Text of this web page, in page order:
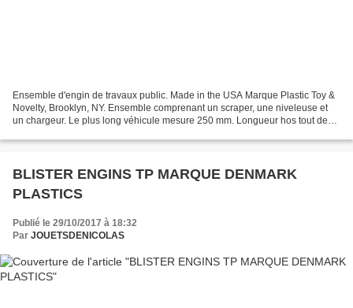
Ensemble d'engin de travaux public. Made in the USA Marque Plastic Toy &
Novelty, Brooklyn, NY. Ensemble comprenant un scraper, une niveleuse et
un chargeur. Le plus long véhicule mesure 250 mm. Longueur hos tout de
BLISTER ENGINS TP MARQUE DENMARK
PLASTICS
Publié le 29/10/2017 à 18:32
Par JOUETSDENICOLAS